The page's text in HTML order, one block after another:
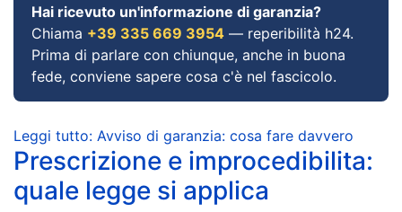
Hai ricevuto un'informazione di garanzia?
Chiama +39 335 669 3954 — reperibilità h24.
Prima di parlare con chiunque, anche in buona
fede, conviene sapere cosa c'è nel fascicolo.
Leggi tutto: Avviso di garanzia: cosa fare davvero
Prescrizione e improcedibilita:
quale legge si applica